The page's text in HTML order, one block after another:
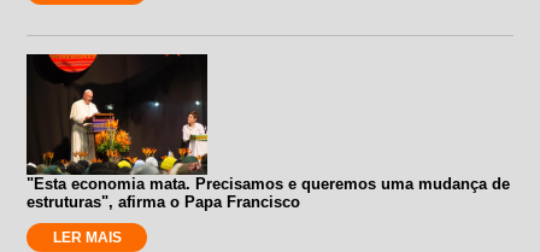
"Esta economia mata. Precisamos e queremos uma mudança de
estruturas", afirma o Papa Francisco
LER MAIS